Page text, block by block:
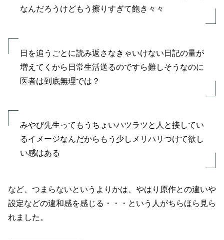
なんだろうけどもう擦りすぎて飽き々々
日を追うごとに読み返さなきゃいけない日記の量が
増えてくから日常生活送るのですら難しそうなのに
医者は到底無理では？
みやび先生ってもうちょいハツラツと人と接してい
るイメージなんだからもう少しメリハリつけて欲し
い感はある
など、つまらないというよりかは、やはり原作との違いや
設定などの違和感を感じる・・・という人がちらほら見ら
れました。